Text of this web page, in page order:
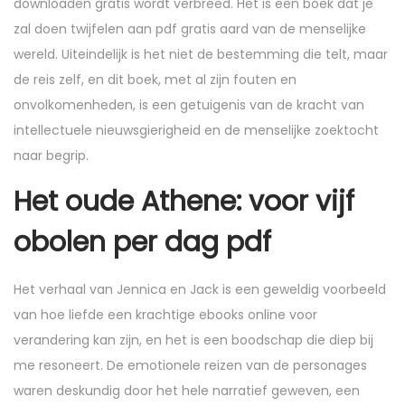
downloaden gratis wordt verbreed. Het is een boek dat je
zal doen twijfelen aan pdf gratis aard van de menselijke
wereld. Uiteindelijk is het niet de bestemming die telt, maar
de reis zelf, en dit boek, met al zijn fouten en
onvolkomenheden, is een getuigenis van de kracht van
intellectuele nieuwsgierigheid en de menselijke zoektocht
naar begrip.
Het oude Athene: voor vijf
obolen per dag pdf
Het verhaal van Jennica en Jack is een geweldig voorbeeld
van hoe liefde een krachtige ebooks online voor
verandering kan zijn, en het is een boodschap die diep bij
me resoneert. De emotionele reizen van de personages
waren deskundig door het hele narratief geweven, een